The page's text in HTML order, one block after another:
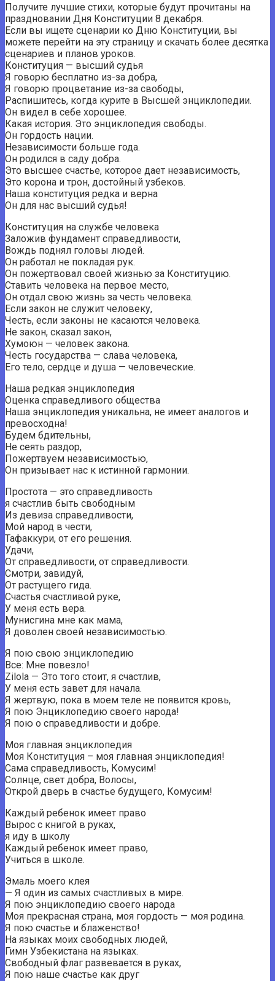
Получите лучшие стихи, которые будут прочитаны на
праздновании Дня Конституции 8 декабря.
Если вы ищете сценарии ко Дню Конституции, вы
можете перейти на эту страницу и скачать более десятка
сценариев и планов уроков.
Конституция — высший судья
Я говорю бесплатно из-за добра,
Я говорю процветание из-за свободы,
Распишитесь, когда курите в Высшей энциклопедии.
Он видел в себе хорошее.
Какая история. Это энциклопедия свободы.
Он гордость нации.
Независимости больше года.
Он родился в саду добра.
Это высшее счастье, которое дает независимость,
Это корона и трон, достойный узбеков.
Наша конституция редка и верна
Он для нас высший судья!
Конституция на службе человека
Заложив фундамент справедливости,
Вождь поднял головы людей.
Он работал не покладая рук.
Он пожертвовал своей жизнью за Конституцию.
Ставить человека на первое место,
Он отдал свою жизнь за честь человека.
Если закон не служит человеку,
Честь, если законы не касаются человека.
Не закон, сказал закон,
Хумоюн — человек закона.
Честь государства — слава человека,
Его тело, сердце и душа — человеческие.
Наша редкая энциклопедия
Оценка справедливого общества
Наша энциклопедия уникальна, не имеет аналогов и
превосходна!
Будем бдительны,
Не сеять раздор,
Пожертвуем независимостью,
Он призывает нас к истинной гармонии.
Простота — это справедливость
я счастлив быть свободным
Из девиза справедливости,
Мой народ в чести,
Тафаккури, от его решения.
Удачи,
От справедливости, от справедливости.
Смотри, завидуй,
От растущего гида.
Счастья счастливой руке,
У меня есть вера.
Мунисгина мне как мама,
Я доволен своей независимостью.
Я пою свою энциклопедию
Все: Мне повезло!
Zilola — Это того стоит, я счастлив,
У меня есть завет для начала.
Я жертвую, пока в моем теле не появится кровь,
Я пою Энциклопедию своего народа!
Я пою о справедливости и добре.
Моя главная энциклопедия
Моя Конституция – моя главная энциклопедия!
Сама справедливость, Комусим!
Солнце, свет добра, Волосы,
Открой дверь в счастье будущего, Комусим!
Каждый ребенок имеет право
Вырос с книгой в руках,
я иду в школу
Каждый ребенок имеет право,
Учиться в школе.
Эмаль моего клея
— Я один из самых счастливых в мире.
Я пою энциклопедию своего народа
Моя прекрасная страна, моя гордость — моя родина.
Я пою счастье и блаженство!
На языках моих свободных людей,
Гимн Узбекистана на языках.
Свободный флаг развевается в руках,
Я пою наше счастье как друг